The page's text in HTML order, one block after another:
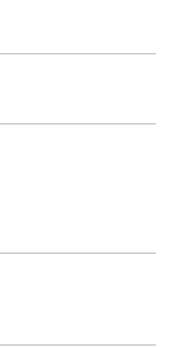
Next